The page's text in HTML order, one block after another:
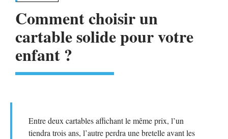
Comment choisir un
cartable solide pour votre
enfant ?
Entre deux cartables affichant le même prix, l’un
tiendra trois ans, l’autre perdra une bretelle avant les